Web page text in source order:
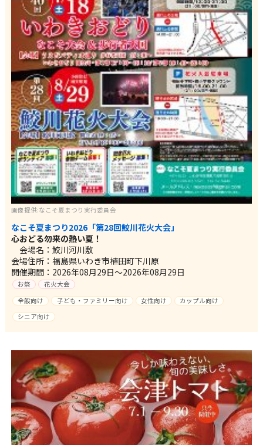
画像提供:なこそ夏まつり実行委員会
なこそ夏まつり2026「第28回鮫川花火大会」
心おどる勿来の熱い夏！
会場名：鮫川河川敷
会場住所：福島県いわき市植田町下川原
開催期間：2026年08月29日～2026年08月29日
お祭
花火大会
全般向け
子ども・ファミリー向け 女性向け
カップル向け
シニア向け